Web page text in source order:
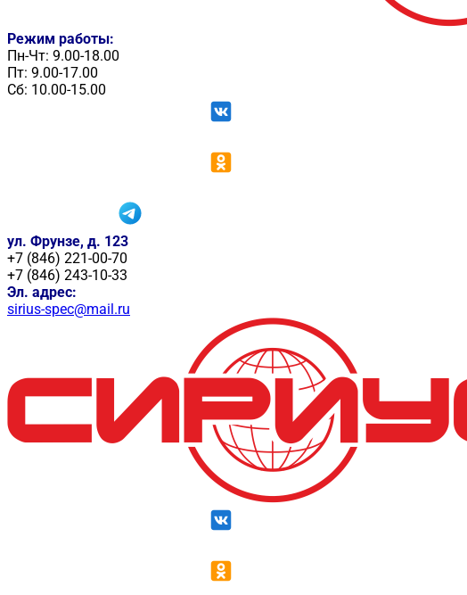
Режим работы:
Пн-Чт: 9.00-18.00
Пт: 9.00-17.00
Сб: 10.00-15.00
ул. Фрунзе, д. 123
+7 (846) 221-00-70
+7 (846) 243-10-33
Эл. адрес:
sirius-spec@mail.ru